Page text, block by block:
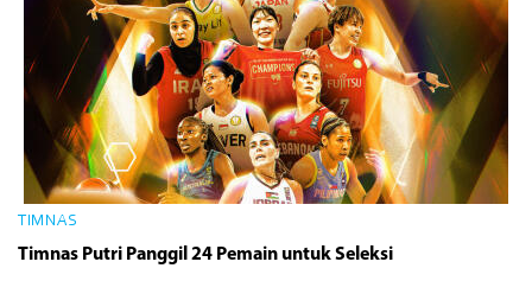
TIMNAS
Timnas Putri Panggil 24 Pemain untuk Seleksi